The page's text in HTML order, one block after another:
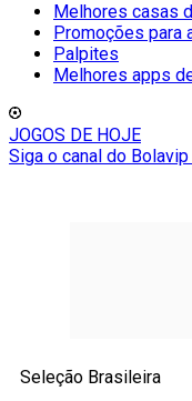
Melhores casas
Promoções para
Palpites
Melhores apps
JOGOS DE HOJE
Siga o canal do
Seleção Brasileira